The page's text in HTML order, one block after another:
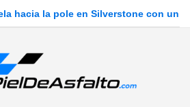
hacia la pole en Silverstone con un